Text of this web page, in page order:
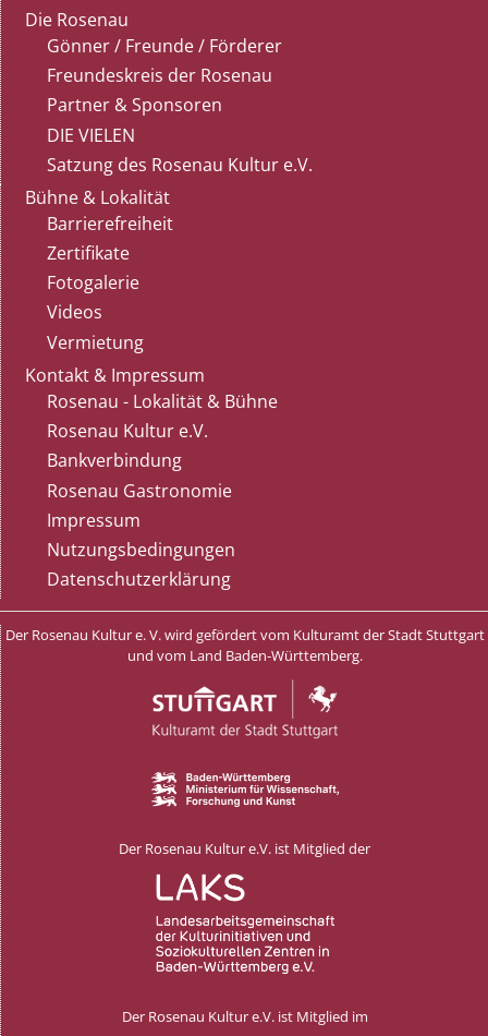
Die Rosenau
Gönner / Freunde / Förderer
Freundeskreis der Rosenau
Partner & Sponsoren
DIE VIELEN
Satzung des Rosenau Kultur e.V.
Bühne & Lokalität
Barrierefreiheit
Zertifikate
Fotogalerie
Videos
Vermietung
Kontakt & Impressum
Rosenau - Lokalität & Bühne
Rosenau Kultur e.V.
Bankverbindung
Rosenau Gastronomie
Impressum
Nutzungsbedingungen
Datenschutzerklärung
Der Rosenau Kultur e. V. wird gefördert vom Kulturamt der Stadt Stuttgart
und vom Land Baden-Württemberg.
Der Rosenau Kultur e.V. ist Mitglied der
Der Rosenau Kultur e.V. ist Mitglied im